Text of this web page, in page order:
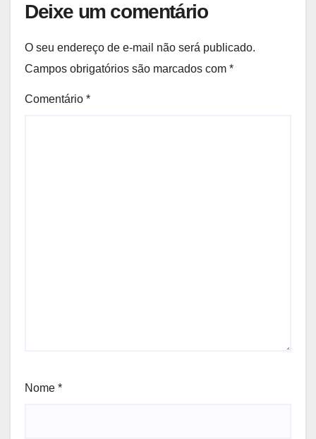
Deixe um comentário
O seu endereço de e-mail não será publicado.
Campos obrigatórios são marcados com *
Comentário *
Nome *